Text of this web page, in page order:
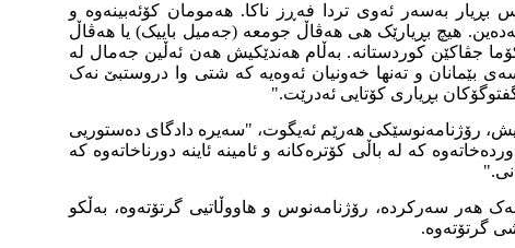
بەسەر ئەوی تردا فەڕز ناکا. هەمومان کۆئەبینەوە و
هیچ بڕیارێک هی هەڤاڵ جومعە (جەمیل باییک) یا هەڤاڵ
جڤاکێن کوردستانە. بەڵام هەندێکیش هەن ئەڵین جەمال لە
بێمانان و تەنها خەونیان ئەوەیە کە شتی وا دروستبێ نەک
بڕیاری کۆتایی ئەدرێت."
رۆژنامەنوسێکی هەرێم ئەیگوت، "سەیرە دادگای دەستوریی
کە لە باڵی کۆترەکانە و ئامینە ئاینە دورناخاتەوە کە
هەر سەرکردە، رۆژنامەنوس و هاووڵاتیی گرتۆتەوە، بەڵکو
گرتۆتەوە.